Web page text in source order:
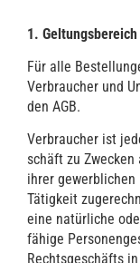
1. Gel­tungs­be­reich
Für alle
Ver­brau­cher und
den AGB.
Ver­brau­cher ist
schäft zu
ihrer
Tätig­keit
eine natür­li­che
fä­hi­ge
Rechts­ge­schäfts